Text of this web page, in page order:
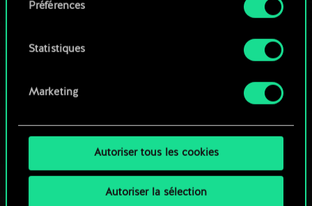
Vous pouvez consulter tous les détails sur notre
préférences dans le menu "Paramètres" ci-
Préférences
Statistiques
Marketing
Autoriser tous les cookies
Autoriser la sélection